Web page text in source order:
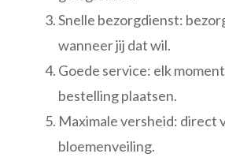
Snelle bezorgdienst:
wanneer jij dat wil.
Goede service: elk
bestelling plaatsen.
Maximale versheid: direct
bloemenveiling.